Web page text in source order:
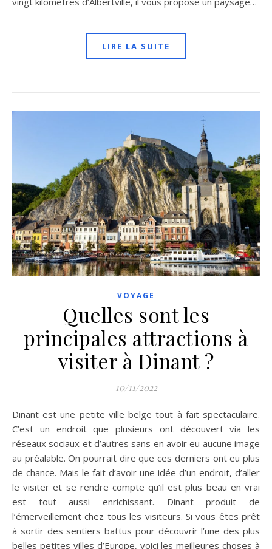
LIRE LA SUITE
VOYAGE
Quelles sont les
principales attractions à
visiter à Dinant ?
10/11/2022
Dinant est une petite ville belge tout à fait spectaculaire.
C’est un endroit que plusieurs ont découvert via les
réseaux sociaux et d’autres sans en avoir eu aucune image
au préalable. On pourrait dire que ces derniers ont eu plus
de chance. Mais le fait d’avoir une idée d’un endroit, d’aller
le visiter et se rendre compte qu’il est plus beau en vrai
est tout aussi enrichissant. Dinant produit de
l’émerveillement chez tous les visiteurs. Si vous êtes prêt
à sortir des sentiers battus pour découvrir l’une des plus
belles petites villes d’Europe, voici les meilleures choses à